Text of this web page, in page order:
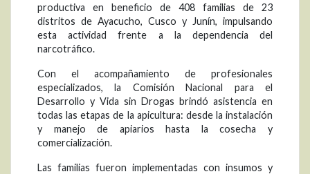
productiva en beneficio de 408 familias de 23
distritos de Ayacucho, Cusco y Junín, impulsando
esta actividad frente a la dependencia del
narcotráfico.
Con el acompañamiento de profesionales
especializados, la Comisión Nacional para el
Desarrollo y Vida sin Drogas brindó asistencia en
todas las etapas de la apicultura: desde la instalación
y manejo de apiarios hasta la cosecha y
comercialización.
Las familias fueron implementadas con insumos y